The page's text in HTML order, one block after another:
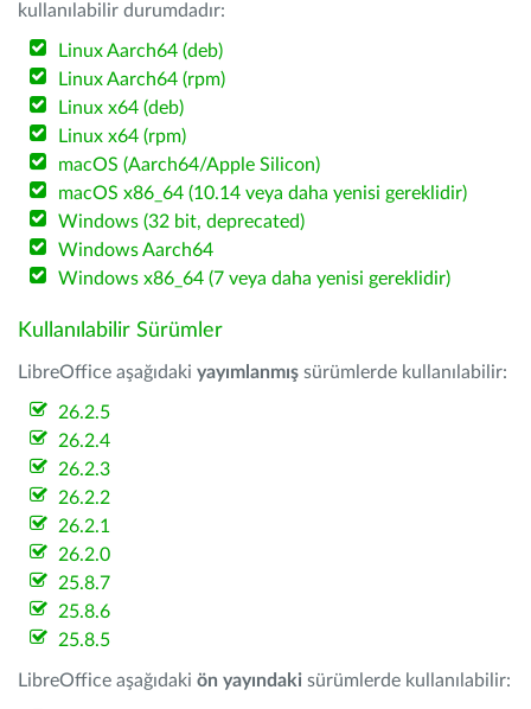
kullanılabilir durumdadır:
Linux Aarch64 (deb)
Linux Aarch64 (rpm)
Linux x64 (deb)
Linux x64 (rpm)
macOS (Aarch64/Apple Silicon)
macOS x86_64 (10.14 veya daha yenisi gereklidir)
Windows (32 bit, deprecated)
Windows Aarch64
Windows x86_64 (7 veya daha yenisi gereklidir)
Kullanılabilir Sürümler
LibreOffice aşağıdaki yayımlanmış sürümlerde kullanılabilir:
26.2.5
26.2.4
26.2.3
26.2.2
26.2.1
26.2.0
25.8.7
25.8.6
25.8.5
LibreOffice aşağıdaki ön yayındaki sürümlerde kullanılabilir: